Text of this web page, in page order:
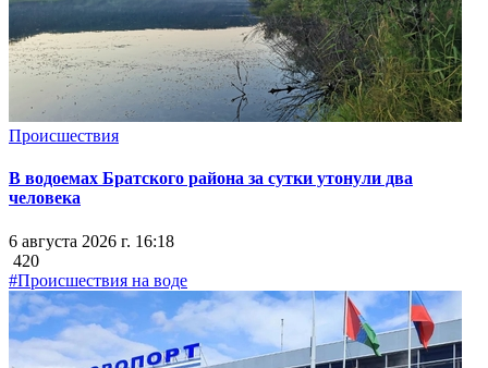
Происшествия
В водоемах Братского района за сутки утонули два
человека
6 августа 2026 г. 16:18
420
#Происшествия на воде